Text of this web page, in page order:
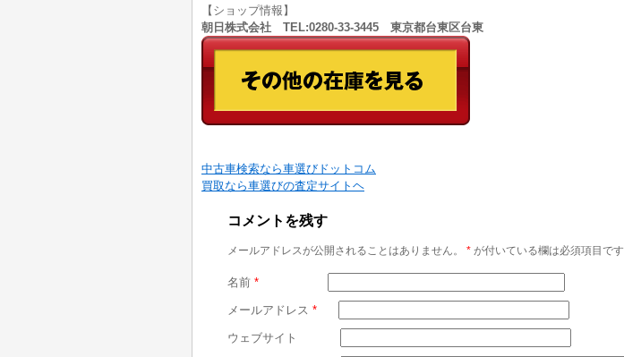
【ショップ情報】
朝日株式会社 TEL:0280-33-3445 東京都台東区台東
中古車検索なら車選びドットコム
買取なら車選びの査定サイトヘ
コメントを残す
メールアドレスが公開されることはありません。 * が付いている欄は必須項目です
名前 *
メールアドレス *
ウェブサイト